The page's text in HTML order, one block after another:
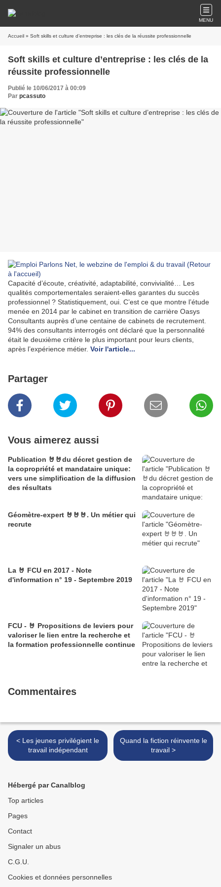
MENU
Accueil » Soft skills et culture d’entreprise : les clés de la réussite professionnelle
Soft skills et culture d’entreprise : les clés de la
réussite professionnelle
Publié le 10/06/2017 à 00:09
Par pcassuto
Capacité d’écoute, créativité, adaptabilité, convivialité… Les
qualités comportementales seraient-elles garantes du succès
professionnel ? Statistiquement, oui. C’est ce que montre l’étude
menée en 2014 par le cabinet en transition de carrière Oasys
Consultants auprès d’une centaine de cabinets de recrutement.
94% des consultants interrogés ont déclaré que la personnalité
était le deuxième critère le plus important pour leurs clients,
après l’expérience métier. Voir l'article...
Partager
Vous aimerez aussi
Publication 🤘🤘du décret gestion de
la copropriété et mandataire unique:
vers une simplification de la diffusion
des résultats
Géomètre-expert 🤘🤘🤘. Un métier qui
recrute
La 🤘 FCU en 2017 - Note
d'information n° 19 - Septembre 2019
FCU - 🤘 Propositions de leviers pour
valoriser le lien entre la recherche et
la formation professionnelle continue
Commentaires
< Les jeunes privilégient le
travail indépendant
Quand la fiction réinvente le
travail >
Hébergé par Canalblog
Top articles
Pages
Contact
Signaler un abus
C.G.U.
Cookies et données personnelles